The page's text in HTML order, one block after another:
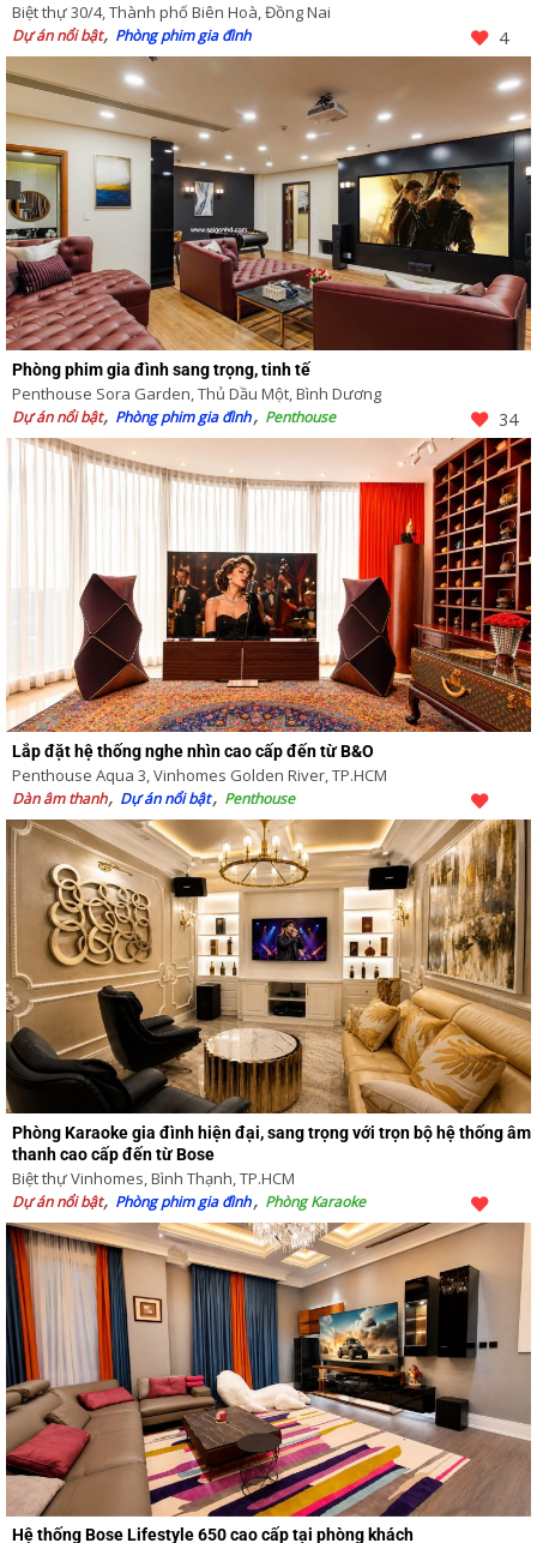
Biệt thự 30/4, Thành phố Biên Hoà, Đồng Nai
Dự án nổi bật Phòng phim gia đình 4
Phòng phim gia đình sang trọng, tinh tế
Penthouse Sora Garden, Thủ Dầu Một, Bình Dương
Dự án nổi bật Phòng phim gia đình Penthouse 34
Lắp đặt hệ thống nghe nhìn cao cấp đến từ B&O
Penthouse Aqua 3, Vinhomes Golden River, TP.HCM
Dàn âm thanh Dự án nổi bật Penthouse
Phòng Karaoke gia đình hiện đại, sang trọng với trọn bộ hệ thống âm
thanh cao cấp đến từ Bose
Biệt thự Vinhomes, Bình Thạnh, TP.HCM
Dự án nổi bật Phòng phim gia đình Phòng Karaoke
Hệ thống Bose Lifestyle 650 cao cấp tại phòng khách